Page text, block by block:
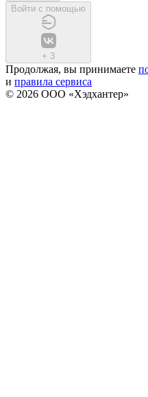
Войти с помощью
+ 3
Продолжая, вы принимаете
и правила сервиса
© 2026 ООО «Хэдхантер»